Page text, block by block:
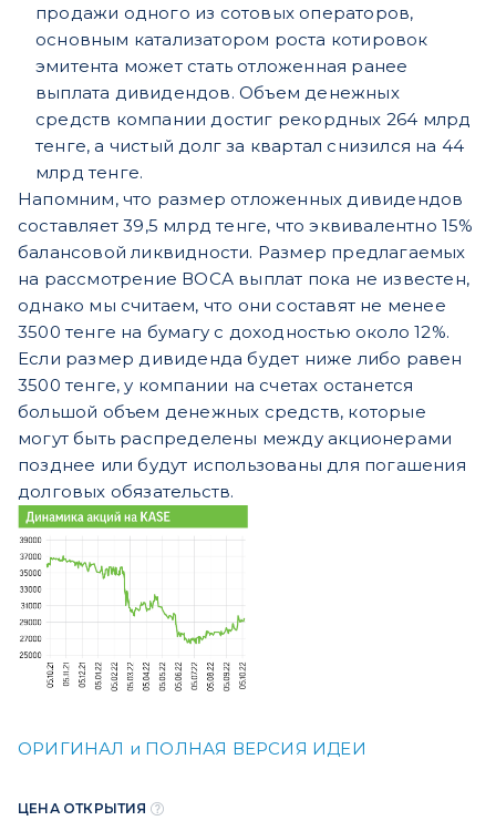
продажи одного из сотовых операторов,
основным катализатором роста котировок
эмитента может стать отложенная ранее
выплата дивидендов. Объем денежных
средств компании достиг рекордных 264 млрд
тенге, а чистый долг за квартал снизился на 44
млрд тенге.
Напомним, что размер отложенных дивидендов
составляет 39,5 млрд тенге, что эквивалентно 15%
балансовой ликвидности. Размер предлагаемых
на рассмотрение ВОСА выплат пока не известен,
однако мы считаем, что они составят не менее
3500 тенге на бумагу с доходностью около 12%.
Если размер дивиденда будет ниже либо равен
3500 тенге, у компании на счетах останется
большой объем денежных средств, которые
могут быть распределены между акционерами
позднее или будут использованы для погашения
долговых обязательств.
ОРИГИНАЛ и ПОЛНАЯ ВЕРСИЯ ИДЕИ
ЦЕНА ОТКРЫТИЯ